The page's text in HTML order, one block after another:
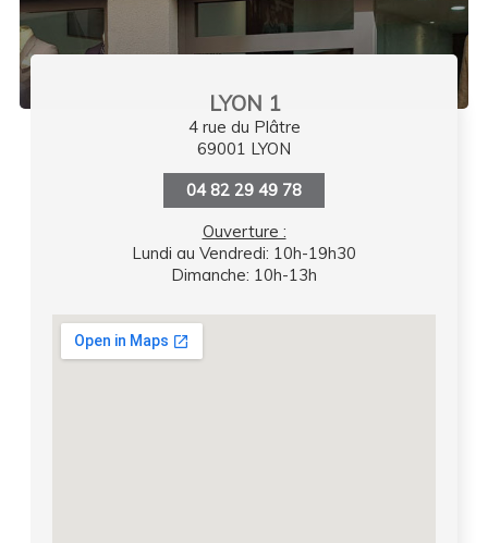
LYON 1
4 rue du Plâtre
69001 LYON
04 82 29 49 78
Ouverture :
Lundi au Vendredi: 10h-19h30
Dimanche: 10h-13h